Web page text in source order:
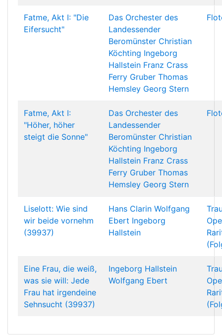
Fatme, Akt I: "Die
Eifersucht"
Das Orchester des
Landessender
Beromünster Christian
Köchting Ingeborg
Hallstein Franz Crass
Ferry Gruber Thomas
Hemsley Georg Stern
Fatme, Akt I:
"Höher, höher
steigt die Sonne"
Das Orchester des
Landessender
Beromünster Christian
Köchting Ingeborg
Hallstein Franz Crass
Ferry Gruber Thomas
Hemsley Georg Stern
Liselott: Wie sind
wir beide vornehm
(39937)
Hans Clarin Wolfgang
Ebert Ingeborg
Hallstein
Eine Frau, die weiß,
was sie will: Jede
Frau hat irgendeine
Sehnsucht (39937)
Ingeborg Hallstein
Wolfgang Ebert